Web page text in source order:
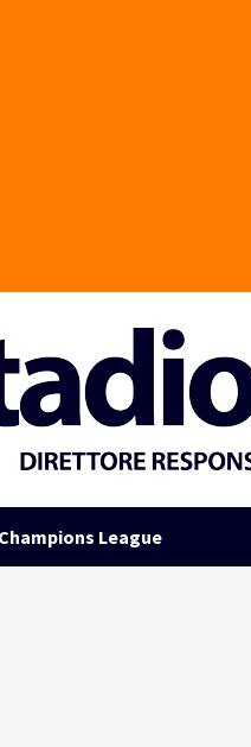
Champions League